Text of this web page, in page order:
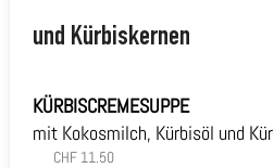
und Kürbiskernen
KÜRBISCREMESUPPE
mit Kokosmilch, Kürbisöl und
CHF 11.50